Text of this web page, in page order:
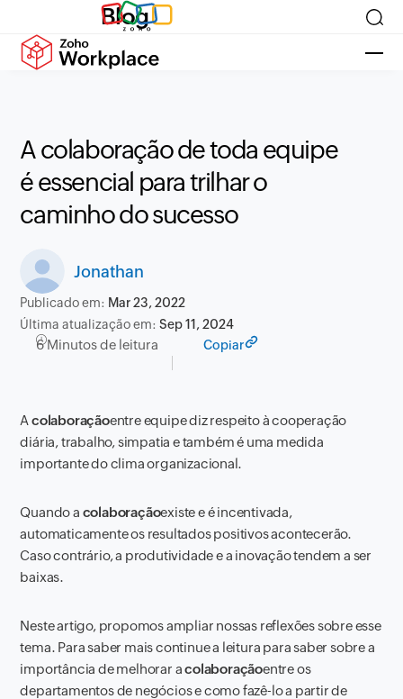
Blog
A colaboração de toda equipe
é essencial para trilhar o
caminho do sucesso
Jonathan
Publicado em: Mar 23, 2022
Última atualização em:Sep 11, 2024
6 Minutos de leitura Copiar
Acolaboraçãoentre equipe diz respeito à cooperação
diária, trabalho, simpatia e também é uma medida
importante do clima organizacional.
Quando a colaboraçãoexiste e é incentivada,
automaticamente os resultados positivos acontecerão.
Caso contrário, a produtividade e a inovação tendem a ser
baixas.
Neste artigo, propomos ampliar nossas reflexões sobre esse
tema. Para saber mais continue a leitura para saber sobre a
importância de melhorar acolaboraçãoentre os
departamentos de negócios e como fazê-lo a partir de